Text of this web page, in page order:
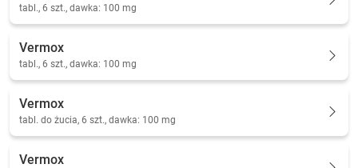
tabl., 6 szt., dawka: 100 mg
Vermox
tabl., 6 szt., dawka: 100 mg
Vermox
tabl. do żucia, 6 szt., dawka: 100 mg
Vermox